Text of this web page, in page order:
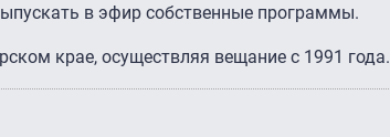
в эфир собственные программы.
крае, осуществляя вещание с 1991 года.